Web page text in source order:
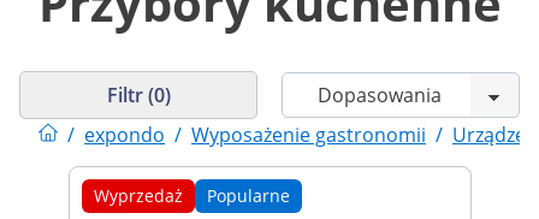
/ expondo / Wyposażenie gastronomii /
Filtr (0)
Wyprzedaż Popularne